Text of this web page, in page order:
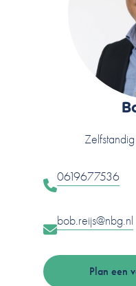
0619677536
bob.reijs@nbg.nl
Plan een